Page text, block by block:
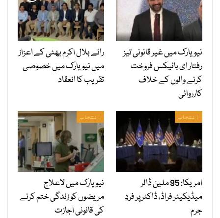
نیویارک میں غیر قانونی تیز
رفتار ای بائیکس فروخت
کرنے والوں کے خلاف
کارروائی
رائے بلال اکرم بھٹی کے اعزاز
میں نیویارک میں خصوصی
تقریب کا انعقاد
انتخاب
امریکا: 95 ملین ڈالر
میڈیکیئر فراڈ، ڈاکٹر پر فردِ
جرم
انتخاب
نیویارک میں لاعلاج
مریضوں کو زندگی ختم کرنے
کی قانونی اجازت